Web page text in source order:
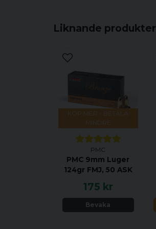
Liknande produkter
KÖP MER - BETALA
MINDRE
PMC
PMC 9mm Luger
124gr FMJ, 50 ASK
175 kr
Bevaka